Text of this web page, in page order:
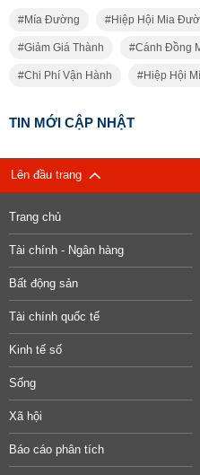
Mía Đường Hiệp Hội Mia
Giảm Giá Thành Cánh Đồng
Chi Phí Vận Hành Hiệp Hội
TIN MỚI CẬP NHẬT
Lên đầu trang
Trang chủ
Tài chính - Ngân hàng
Bất động sản
Tài chính quốc tế
Kinh tế số
Sống
Xã hội
Báo cáo phân tích